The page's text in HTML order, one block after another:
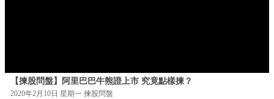
【揀股問盤】阿里巴巴牛熊證上市 究竟點樣揀？
2020年2月10日 星期一 揀股問盤